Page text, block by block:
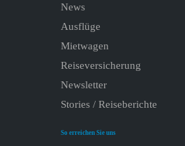
News
Ausflüge
Mietwagen
Reiseversicherung
Newsletter
Stories / Reiseberichte
So erreichen Sie uns